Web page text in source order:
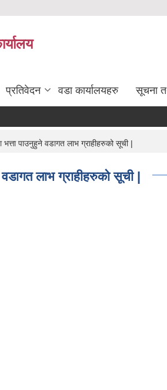
प्रतिवेदन वडा कार्यालयहरु सूचना
पाउनुहुने वडागत लाभ ग्राहीहरुको सूची |
लाभ ग्राहीहरुको सूची |